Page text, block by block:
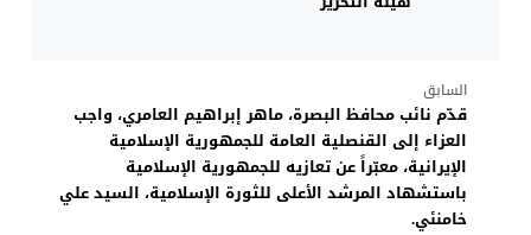
السابق
قدّم نائب محافظ البصرة، ماهر إبراهيم العامري، واجب
العزاء إلى القنصلية العامة للجمهورية الإسلامية
الإيرانية، معبّراً عن تعازيه للجمهورية الإسلامية
باستشهاد المرشد الأعلى للثورة الإسلامية، السيد علي
خامنئي.